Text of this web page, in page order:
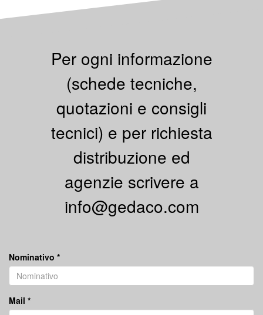
Per ogni informazione
(schede tecniche,
quotazioni e consigli
tecnici) e per richiesta
distribuzione ed
agenzie scrivere a
info@gedaco.com
Nominativo *
Mail *